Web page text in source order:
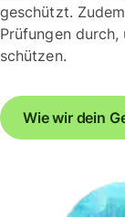
geschützt.
Prüfungen
schützen.
Wie wir dein